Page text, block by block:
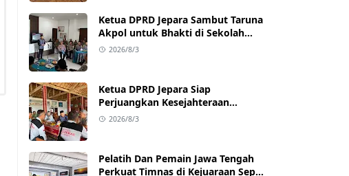
Ketua DPRD Jepara Sambut Taruna
Akpol untuk Bhakti di Sekolah
Rakyat Jepara
2026/8/3
Ketua DPRD Jepara Siap
Perjuangkan Kesejahteraan
Satlinmas Jepara
2026/8/3
Pelatih Dan Pemain Jawa Tengah
Perkuat Timnas di Kejuaraan Sepak